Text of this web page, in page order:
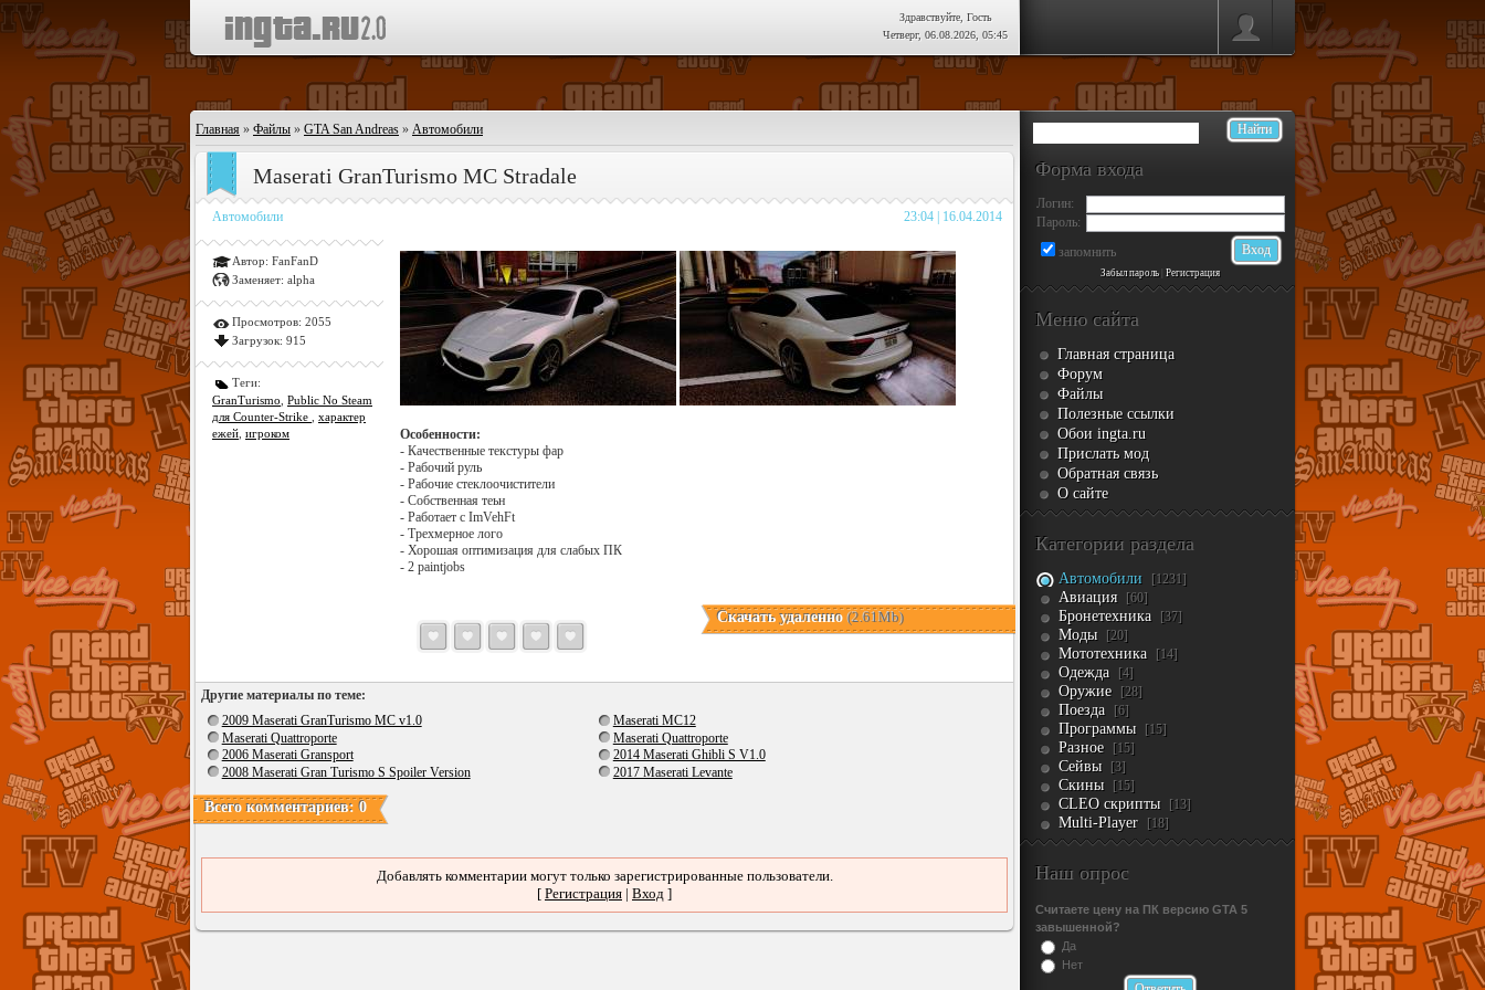
Здравствуйте, Гость
Четверг, 06.08.2026, 05:45
Главная » Файлы » GTA San Andreas » Автомобили
Maserati GranTurismo MC Stradale
Автомобили 23:04 | 16.04.2014
Автор: FanFanD
Заменяет: alpha
Просмотров: 2055
Загрузок: 915
Теги:
GranTurismo Public No Steam
для Counter-Strike
характер
ежей игроком
Особенности:
- Качественные текстуры фар
- Рабочий руль
- Рабочие стеклоочистители
- Собственная теьн
- Работает с ImVehFt
- Трехмерное лого
- Хорошая оптимизация для слабых ПК
- 2 paintjobs
Скачать удаленно(2.61Mb)
Другие материалы по теме:
2009 Maserati GranTurismo MC v1.0
Maserati MC12
Maserati Quattroporte
Maserati Quattroporte
2006 Maserati Gransport
2014 Maserati Ghibli S V1.0
2008 Maserati Gran Turismo S Spoiler Version
2017 Maserati Levante
Всего комментариев: 0
Добавлять комментарии могут только зарегистрированные пользователи.
[ Регистрация | Вход ]
Форма входа
Логин:
Пароль:
запомнить
Забыл пароль| Регистрация
Меню сайта
Главная страница
Форум
Файлы
Полезные ссылки
Обои ingta.ru
Прислать мод
Обратная связь
О сайте
Категории раздела
Автомобили [1231]
Авиация [60]
Бронетехника [37]
Моды [20]
Мототехника [14]
Одежда [4]
Оружие [28]
Поезда [6]
Программы [15]
Разное [15]
Сейвы [3]
Скины [15]
CLEO скрипты [13]
Multi-Player [18]
Наш опрос
Считаете цену на ПК версию GTA 5
завышенной?
Да
Нет